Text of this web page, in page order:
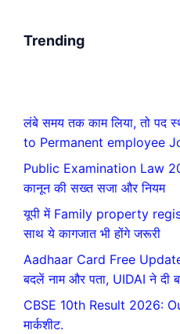
Trending
लंबे समय तक काम लिया, तो पद
to Permanent employee
Public Examination Law
कानून की सख्त सजा और नियम
यूपी में Family property
साथ ये कागजात भी होंगे जरूरी
Aadhaar Card Free
बदलें नाम और पता, UIDAI ने दी
CBSE 10th Result 2026:
मार्कशीट.